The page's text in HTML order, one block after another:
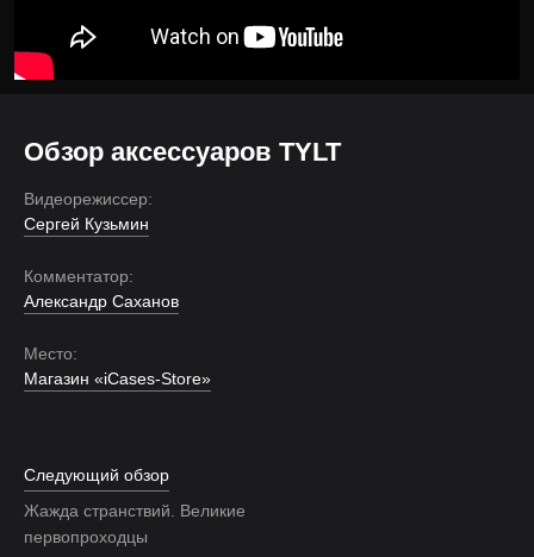
Обзор аксессуаров TYLT
Видеорежиссер:
Сергей Кузьмин
Комментатор:
Александр Саханов
Место:
Магазин «iCases-Store»
Следующий обзор
Жажда странствий. Великие
первопроходцы